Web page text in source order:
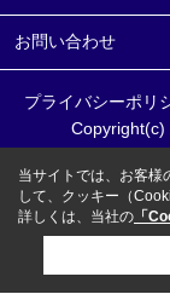
お問い合わせ
プライバシーポリ
Copyright(c)
当サイトでは、お客様
して、クッキー（
詳しくは、当社の 「